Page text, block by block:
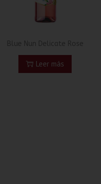
Leer más